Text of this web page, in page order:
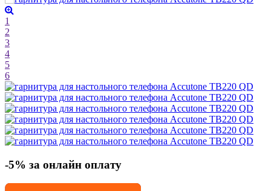
1
2
3
4
5
6
-5% за онлайн оплату